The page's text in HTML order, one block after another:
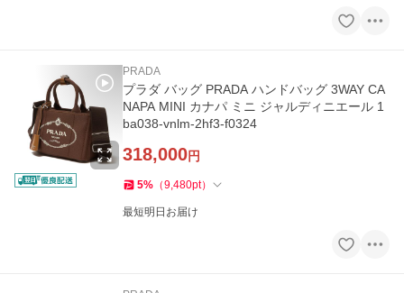
PRADA
プラダ バッグ PRADA ハンドバッグ 3WAY CA
NAPA MINI カナパ ミニ ジャルディニエール 1
ba038-vnlm-2hf3-f0324
318,000円
5% （9,480pt）
最短明日お届け